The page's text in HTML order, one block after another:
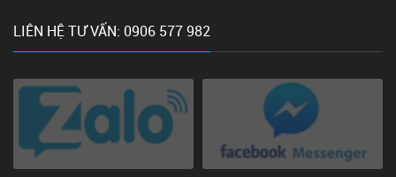
LIÊN HỆ TƯ VẤN: 0906 577 982